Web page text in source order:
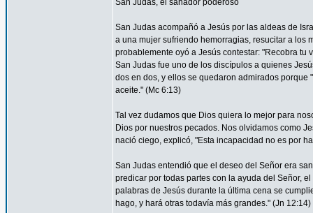
San Judas, el sanador poderoso
San Judas acompañó a Jesús por las aldeas de
a una mujer sufriendo hemorragias, resucitar a los
probablemente oyó a Jesús contestar: "Recobra tu
San Judas fue uno de los discípulos a quienes
dos en dos, y ellos se quedaron admirados
aceite." (Mc 6:13)
Tal vez dudamos que Dios quiera lo mejor para
Dios por nuestros pecados. Nos olvidamos como
nació ciego, explicó, "Esta incapacidad no es por
San Judas entendió que el deseo del Señor era
predicar por todas partes con la ayuda del Señor,
palabras de Jesús durante la última cena se
hago, y hará otras todavía más grandes." (Jn 12:14)